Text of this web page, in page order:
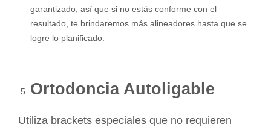
garantizado, así que si no estás conforme con el
resultado, te brindaremos más alineadores hasta que se
logre lo planificado.
Ortodoncia Autoligable
Utiliza brackets especiales que no requieren